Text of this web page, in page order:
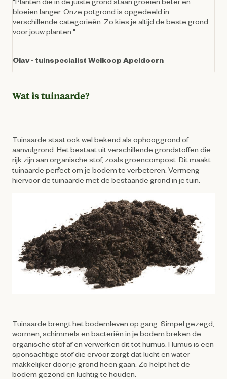
bloeien langer. Onze potgrond is opgedeeld in
verschillende categorieën. Zo kies je altijd de beste grond
voor jouw planten."
Olav - tuinspecialist Welkoop Apeldoorn
Wat is tuinaarde?
Tuinaarde staat ook wel bekend als ophooggrond of
aanvulgrond. Het bestaat uit verschillende grondstoffen die
rijk zijn aan organische stof, zoals groencompost. Dit maakt
tuinaarde perfect om je bodem te verbeteren. Vermeng
hiervoor de tuinaarde met de bestaande grond in je tuin.
Tuinaarde brengt het bodemleven op gang. Simpel gezegd,
wormen, schimmels en bacteriën in je bodem breken de
organische stof af en verwerken dit tot humus. Humus is een
sponsachtige stof die ervoor zorgt dat lucht en water
makkelijker door je grond heen gaan. Zo helpt het de
bodem gezond en luchtig te houden.